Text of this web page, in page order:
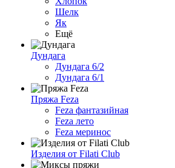
Шелк
Як
Ещё
Дундага
Дундага 6/2
Дундага 6/1
Пряжа Feza
Feza фантазийная
Feza лето
Feza меринос
Изделия от Filati Club